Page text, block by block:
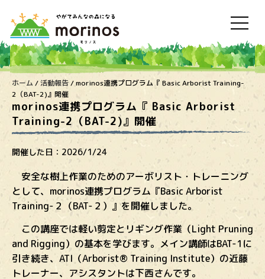
ホーム /活動報告/morinos連携プログラム『 Basic Arborist Training-
2（BAT-2)』開催
morinos連携プログラム『 Basic Arborist
Training-2（BAT-2)』開催
開催した日： 2026/1/24
安全な樹上作業のためのアーボリスト・トレーニング
として、morinos連携プログラム『Basic Arborist
Training-２（BAT-２）』を開催しました。
この講座では軽い剪定とリギング作業（Light Pruning
and Rigging）の基本を学びます。 メイン講師はBAT-1に
引き続き、ATI（Arborist® Training Institute）の近藤
トレーナー、アシスタントは下西さんです。